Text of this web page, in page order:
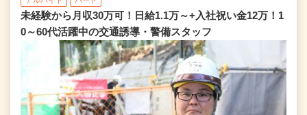
未経験から月収30万可！日給1.1万～+入社祝い金12万！1
0～60代活躍中の交通誘導・警備スタッフ